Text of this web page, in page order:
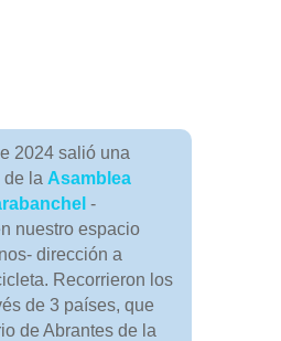
2024 salió una
de la Asamblea
-
nuestro espacio
dirección a
Recorrieron los
de 3 países, que
de Abrantes de la